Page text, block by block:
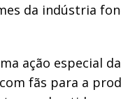
da indústria
ação especial
fãs para a